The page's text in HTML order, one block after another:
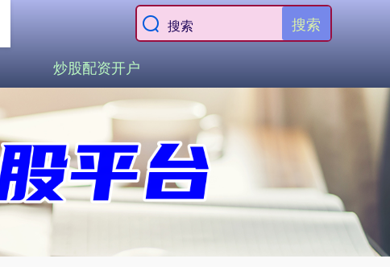
搜索
炒股配资开户